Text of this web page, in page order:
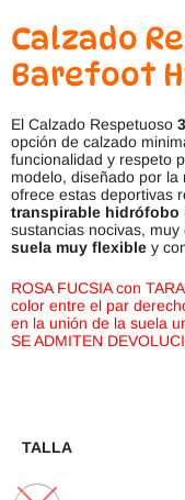
Calzado
Barefoot
El Calzado Respetuoso
opción de calzado
funcionalidad y respeto
modelo, diseñado por
ofrece estas deportivas
transpirable hidrófobo
sustancias nocivas,
suela muy flexible y
ROSA FUCSIA con
color entre el par
en la unión de la suela
SE ADMITEN
TALLA